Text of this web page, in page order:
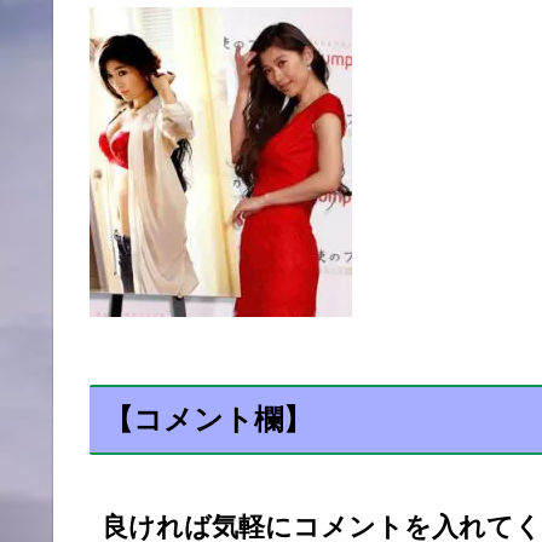
【コメント欄】
良ければ気軽にコメントを入れて